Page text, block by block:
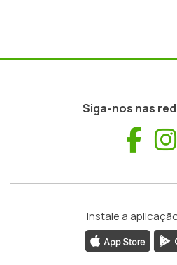
Siga-nos nas
Instale a